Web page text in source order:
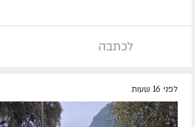
לכתבה
לפני 16 שעות